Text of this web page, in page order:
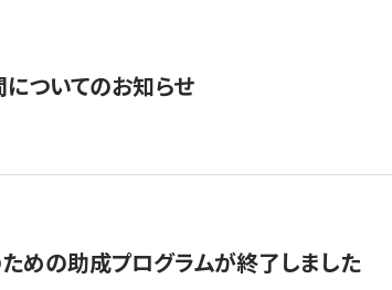
ついてのお知らせ
めの助成プログラムが終了しました